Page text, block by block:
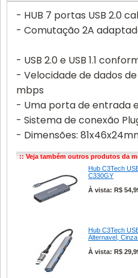
- HUB 7 portas USB 2.0
- Comutação 2A
- USB 2.0 e USB 1.1
- Velocidade de dados
mbps
- Uma porta de entrada
- Sistema de conexão
- Dimensões:
:: Veja também outros produtos da
Hub C3Tech
C330GY
À vista: R$
Hub C3Tech
Alternavel,
À vista: R$